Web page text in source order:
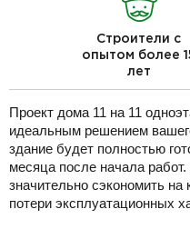
Строители с
опытом более
лет
Проект дома 11 на 11
идеальным решением
здание будет полностью
месяца после начала
значительно сэкономить
потери эксплуатационных